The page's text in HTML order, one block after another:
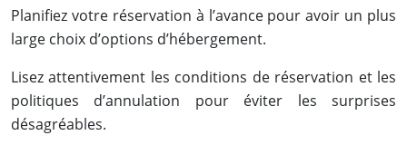
Planifiez votre réservation à l’avance pour avoir un plus
large choix d’options d’hébergement.
Lisez attentivement les conditions de réservation et les
politiques d’annulation pour éviter les surprises
désagréables.